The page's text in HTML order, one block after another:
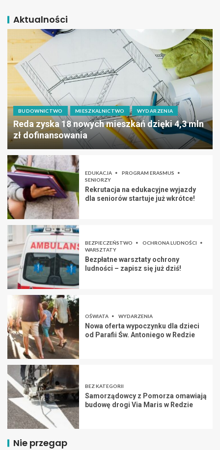
Aktualności
BUDOWNICTWO MIESZKALNICTWO WYDARZENIA
Reda zyska 18 nowych mieszkań dzięki 4,3 mln
zł dofinansowania
EDUKACJA
PROGRAM ERASMUS
SENIORZY
Rekrutacja na edukacyjne wyjazdy
dla seniorów startuje już wkrótce!
BEZPIECZEŃSTWO
OCHRONA LUDNOŚCI
WARSZTATY
Bezpłatne warsztaty ochrony
ludności – zapisz się już dziś!
OŚWIATA WYDARZENIA
Nowa oferta wypoczynku dla dzieci
od Parafii Św. Antoniego w Redzie
BEZ KATEGORII
Samorządowcy z Pomorza omawiają
budowę drogi Via Maris w Redzie
Nie przegap